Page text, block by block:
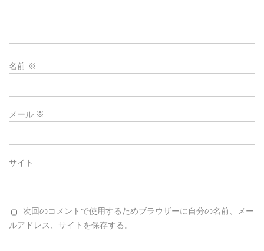
名前 ※
メール ※
サイト
次回のコメントで使用するためブラウザーに自分の名前、メー
ルアドレス、サイトを保存する。